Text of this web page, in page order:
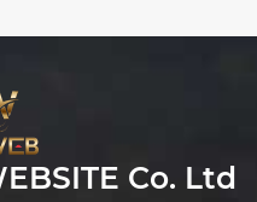
Co. Ltd